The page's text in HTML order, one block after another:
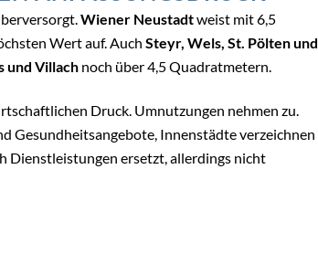
Wiener Neustadtweist mit 6,5
Wert auf. Auch Steyr, Wels, St. Pölten und
und Villach noch über 4,5 Quadratmetern.
Druck. Umnutzungen nehmen zu.
Gesundheitsangebote, Innenstädte verzeichnen
Dienstleistungen ersetzt, allerdings nicht